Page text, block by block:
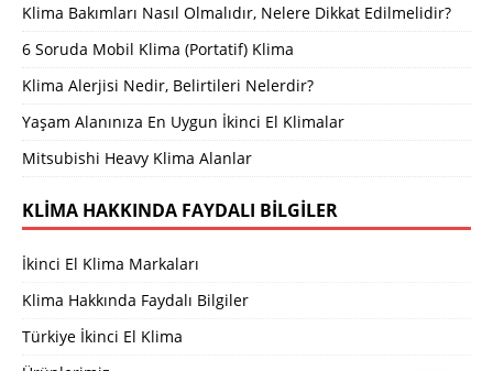
Klima Bakımları Nasıl Olmalıdır, Nelere Dikkat Edilmelidir?
6 Soruda Mobil Klima (Portatif) Klima
Klima Alerjisi Nedir, Belirtileri Nelerdir?
Yaşam Alanınıza En Uygun İkinci El Klimalar
Mitsubishi Heavy Klima Alanlar
KLIMA HAKKINDA FAYDALI BILGILER
İkinci El Klima Markaları
Klima Hakkında Faydalı Bilgiler
Türkiye İkinci El Klima